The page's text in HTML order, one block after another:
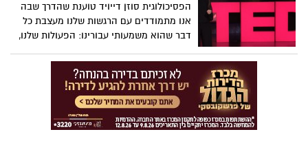
ChatGPT כאן כדי לעזור. במאמר זה נבחן
כיצד ניתן לשלב את ChatGPT בחיי היומיום
וכיצד לפנות אליו בצורה שתביא לתשובות
המדויקות והיעילות ביותר.
הפסיכולוגית סוזן דייויד טוענת שהדרך שבה
אנו מתמודדים עם הרגשות שלנו מעצבת כל
דבר שהוא משמעותי עבורינו: הפעולות שלנו,
ואושר. בהרצאה המרגשת, ההומוריסטית
ואולי אפילו משנת-חיים הזו, היא מאתגרת את
החברה שמקדשת חיוביות על פני אמת,
ומדברת על האסטרטגיות העוצמתיות של
גמישות רגשית. הרצה הראויה לשיתוף.